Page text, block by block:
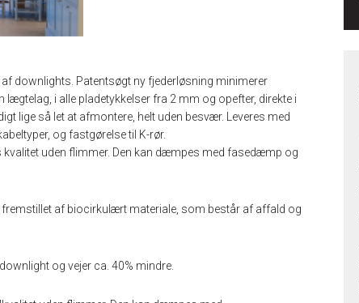
downlights. Patentsøgt ny fjederløsning minimerer
i alle pladetykkelser fra 2 mm og opefter, direkte i
lige så let at afmontere, helt uden besvær. Leveres med
og fastgørelse til K-rør.
uden flimmer. Den kan dæmpes med fasedæmp og
af biocirkulært materiale, som består af affald og
og vejer ca. 40% mindre.